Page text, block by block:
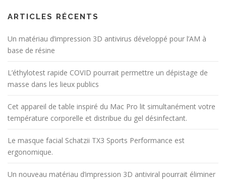
ARTICLES RÉCENTS
Un matériau d’impression 3D antivirus développé pour l’AM à
base de résine
L’éthylotest rapide COVID pourrait permettre un dépistage de
masse dans les lieux publics
Cet appareil de table inspiré du Mac Pro lit simultanément votre
température corporelle et distribue du gel désinfectant.
Le masque facial Schatzii TX3 Sports Performance est
ergonomique.
Un nouveau matériau d’impression 3D antiviral pourrait éliminer